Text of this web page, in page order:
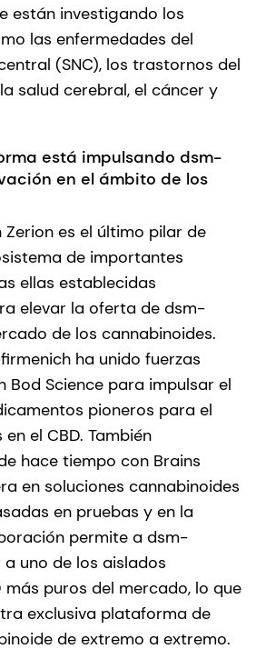
están investigando los
las enfermedades del
(SNC), los trastornos del
salud cerebral, el cáncer y
está impulsando dsm-
en el ámbito de los
es el último pilar de
de importantes
ellas establecidas
elevar la oferta de dsm-
de los cannabinoides.
ha unido fuerzas
Bod Science para impulsar el
pioneros para el
el CBD. También
hace tiempo con Brains
en soluciones cannabinoides
en pruebas y en la
permite a dsm-
uno de los aislados
más puros del mercado, lo que
exclusiva plataforma de
de extremo a extremo.